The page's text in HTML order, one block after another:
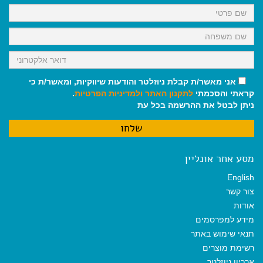
k
p
m
אני מאשר/ת קבלת ניוזלטר והודעות שיווקיות, ומאשר/ת כי
קראתי והסכמתי לתקנון האתר ולמדיניות הפרטיות.
ניתן לבטל את ההרשמה בכל עת
מסע אחר אונליין
English
צור קשר
אודות
מידע למפרסמים
תנאי שימוש באתר
רשימת מוצרים